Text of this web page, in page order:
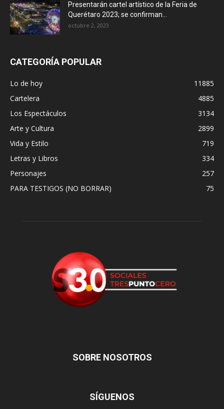
Presentarán cartel artístico de la Feria de
Querétaro 2023; se confirman...
octubre 2, 2023
CATEGORÍA POPULAR
Lo de hoy
11885
Cartelera
4885
Los Espectáculos
3134
Arte y Cultura
2899
Vida y Estilo
719
Letras y Libros
334
Personajes
257
PARA TESTIGOS (NO BORRAR)
75
SOBRE NOSOTROS
SÍGUENOS